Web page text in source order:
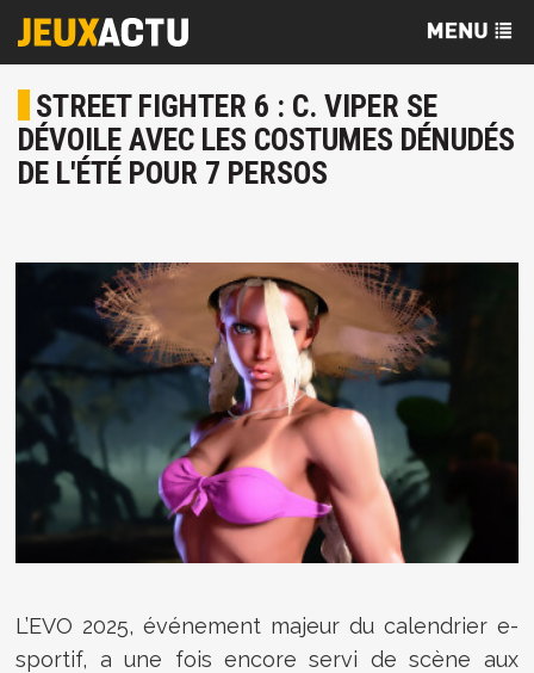
STREET FIGHTER 6 : C. VIPER SE
DÉVOILE AVEC LES COSTUMES DÉNUDÉS
DE L'ÉTÉ POUR 7 PERSOS
L’EVO 2025, événement majeur du calendrier e-
sportif, a une fois encore servi de scène aux